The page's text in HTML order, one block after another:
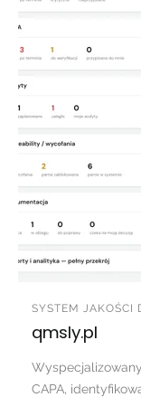
SYSTEM JAKOŚCI
qmsly.pl
Wyspecjalizowany
CAPA,